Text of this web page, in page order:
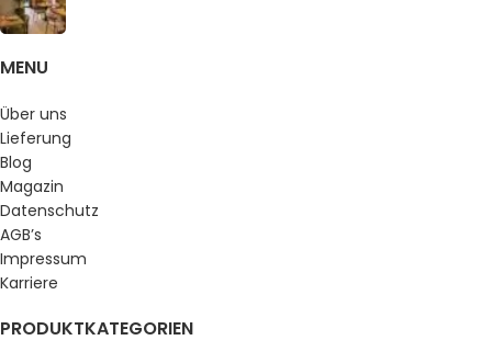
MENU
Über uns
Lieferung
Blog
Magazin
Datenschutz
AGB’s
Impressum
Karriere
PRODUKTKATEGORIEN